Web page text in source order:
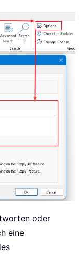
oder
eine